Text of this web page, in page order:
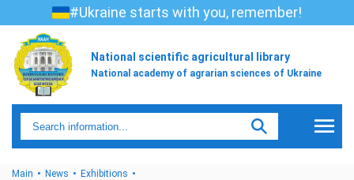
#Ukraine starts with you, remember!
National scientific agricultural library
National academy of agrarian sciences of Ukraine
Main News
Exhibitions